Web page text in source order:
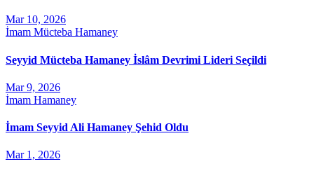
Mar 10, 2026
İmam Mücteba Hamaney
Seyyid Mücteba Hamaney İslâm Devrimi Lideri Seçildi
Mar 9, 2026
İmam Hamaney
İmam Seyyid Ali Hamaney Şehid Oldu
Mar 1, 2026